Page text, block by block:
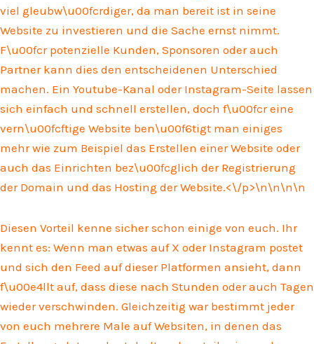
viel gleubw\u00fcrdiger, da man bereit ist in seine
Website zu investieren und die Sache ernst nimmt.
F\u00fcr potenzielle Kunden, Sponsoren oder auch
Partner kann dies den entscheidenen Unterschied
machen. Ein Youtube-Kanal oder Instagram-Seite lassen
sich einfach und schnell erstellen, doch f\u00fcr eine
vern\u00fcftige Website ben\u00f6tigt man einiges
mehr wie zum Beispiel das Erstellen einer Website oder
auch das Einrichten bez\u00fcglich der Registrierung
der Domain und das Hosting der Website.<\/p>\n\n\n\n
Diesen Vorteil kenne sicher schon einige von euch. Ihr
kennt es: Wenn man etwas auf X oder Instagram postet
und sich den Feed auf dieser Platformen ansieht, dann
f\u00e4llt auf, dass diese nach Stunden oder auch Tagen
wieder verschwinden. Gleichzeitig war bestimmt jeder
von euch mehrere Male auf Websiten, in denen das